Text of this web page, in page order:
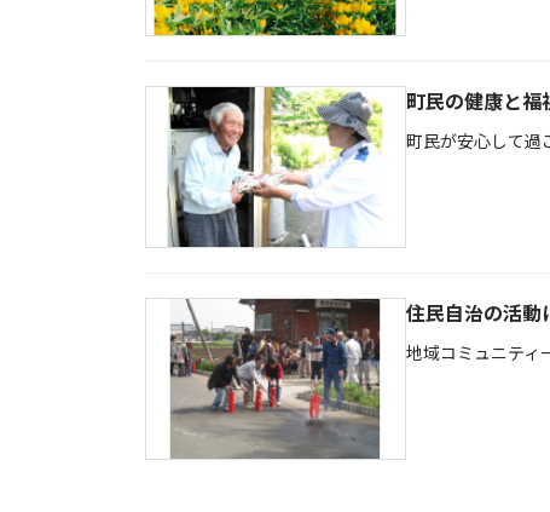
町民の健康と福
町民が安心して過
住民自治の活動
地域コミュニティ